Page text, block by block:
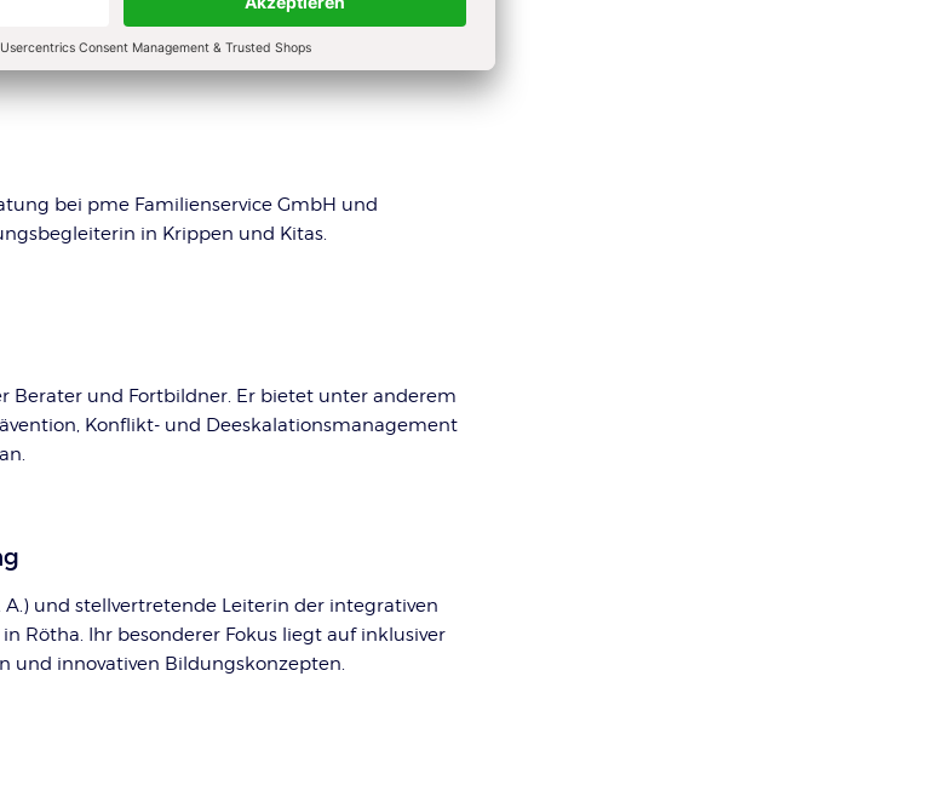
bei pme Familienservice GmbH und
in Krippen und Kitas.
Berater und Fortbildner. Er bietet unter anderem
Konflikt- und Deeskalationsmanagement
A.) und stellvertretende Leiterin der integrativen
in Rötha. Ihr besonderer Fokus liegt auf inklusiver
und innovativen Bildungskonzepten.